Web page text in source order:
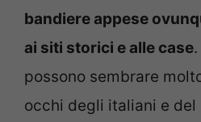
bandiere appese
ai siti storici e alle case
possono sembrare
occhi degli italiani e del